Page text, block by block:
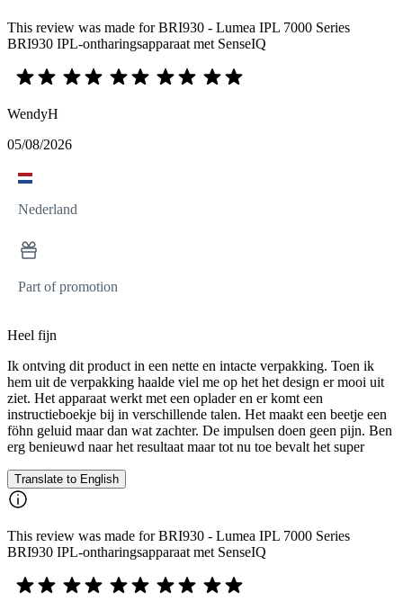
This review was made for BRI930 - Lumea IPL 7000 Series
BRI930 IPL-ontharingsapparaat met SenseIQ
WendyH
05/08/2026
Nederland
Part of promotion
Heel fijn
Ik ontving dit product in een nette en intacte verpakking. Toen ik
hem uit de verpakking haalde viel me op het het design er mooi uit
ziet. Het apparaat werkt met een oplader en er komt een
instructieboekje bij in verschillende talen. Het maakt een beetje een
föhn geluid maar dan wat zachter. De impulsen doen geen pijn. Ben
erg benieuwd naar het resultaat maar tot nu toe bevalt het super
Translate to English
This review was made for BRI930 - Lumea IPL 7000 Series
BRI930 IPL-ontharingsapparaat met SenseIQ